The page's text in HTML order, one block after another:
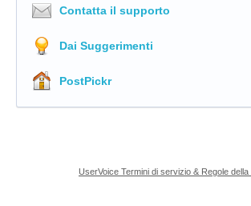
Contatta il supporto
Dai Suggerimenti
PostPickr
UserVoice Termini di servizio & Regole